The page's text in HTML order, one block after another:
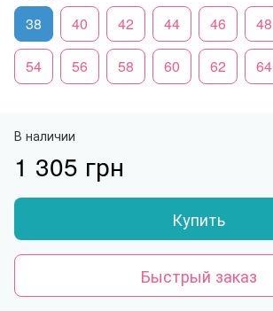
38 40 42 44 46 48
54 56 58 60 62 64
В наличии
1 305 грн
Купить
Быстрый заказ